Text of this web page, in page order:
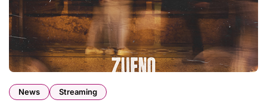
News Streaming